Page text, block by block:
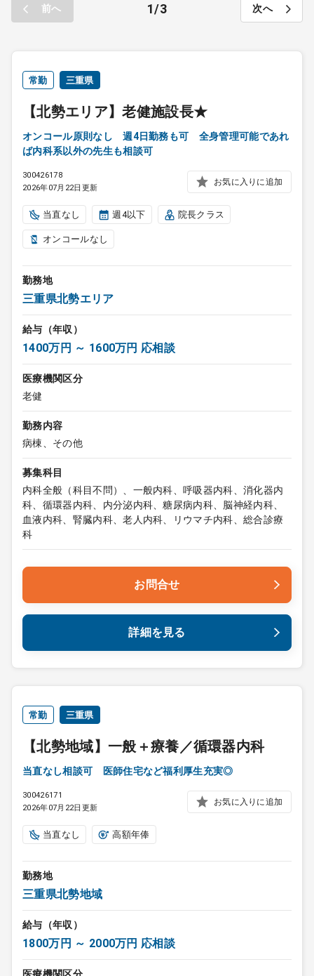
前へ 1 3 次へ
常勤 三重県
【北勢エリア】老健施設長★
オンコール原則なし 週4日勤務も可 全身管理可能であれ
ば内科系以外の先生も相談可
300426178
2026年07月22日更新
お気に入りに追加
当直なし 週4以下 院長クラス
オンコールなし
勤務地
三重県北勢エリア
給与（年収）
1400万円 ～ 1600万円 応相談
医療機関区分
老健
勤務内容
病棟、その他
募集科目
内科全般（科目不問）、一般内科、呼吸器内科、消化器内
科、循環器内科、内分泌内科、糖尿病内科、脳神経内科、
血液内科、腎臓内科、老人内科、リウマチ内科、総合診療
科
お問合せ
詳細を見る
常勤 三重県
【北勢地域】一般＋療養／循環器内科
当直なし相談可 医師住宅など福利厚生充実◎
300426171
2026年07月22日更新
お気に入りに追加
当直なし 高額年俸
勤務地
三重県北勢地域
給与（年収）
1800万円 ～ 2000万円 応相談